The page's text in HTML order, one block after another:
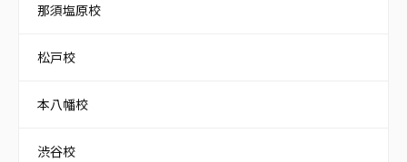
那須塩原校
松戸校
本八幡校
渋谷校